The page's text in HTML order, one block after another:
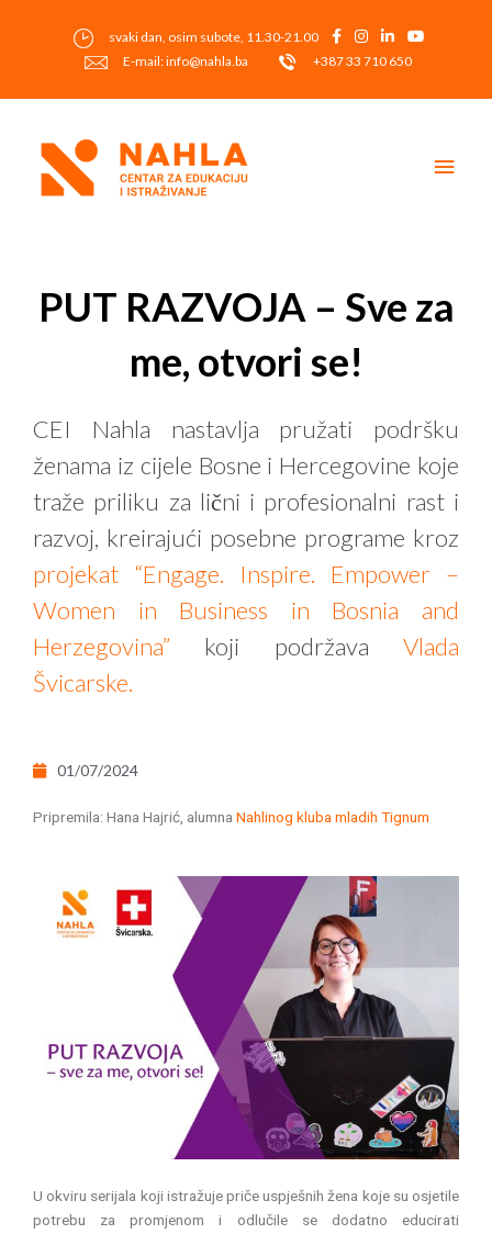
svaki dan, osim subote, 11.30-21.00
E-mail: info@nahla.ba
+387 33 710 650
PUT RAZVOJA – Sve za
me, otvori se!
CEI Nahla nastavlja pružati podršku
ženama iz cijele Bosne i Hercegovine koje
traže priliku za lični i profesionalni rast i
razvoj, kreirajući posebne programe kroz
projekat “Engage. Inspire. Empower –
Women in Business in Bosnia and
Herzegovina” koji podržava Vlada
Švicarske.
01/07/2024
Pripremila: Hana Hajrić, alumna Nahlinog kluba mladih Tignum
U okviru serijala koji istražuje priče uspješnih žena koje su osjetile
potrebu za promjenom i odlučile se dodatno educirati